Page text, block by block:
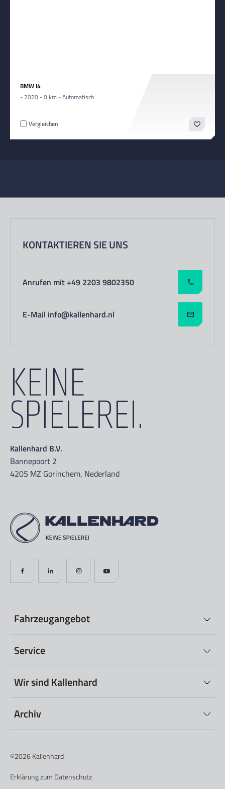
BMW I4
- 2020 - 0 km - Automatisch
Vergleichen
KONTAKTIEREN SIE UNS
Anrufen mit +49 2203 9802350
E-Mail info@kallenhard.nl
KEINE
SPIELEREI.
Kallenhard B.V.
Bannepoort 2
4205 MZ Gorinchem, Nederland
Fahrzeugangebot
Service
Wir sind Kallenhard
Archiv
©2026 Kallenhard
Erklärung zum Datenschutz